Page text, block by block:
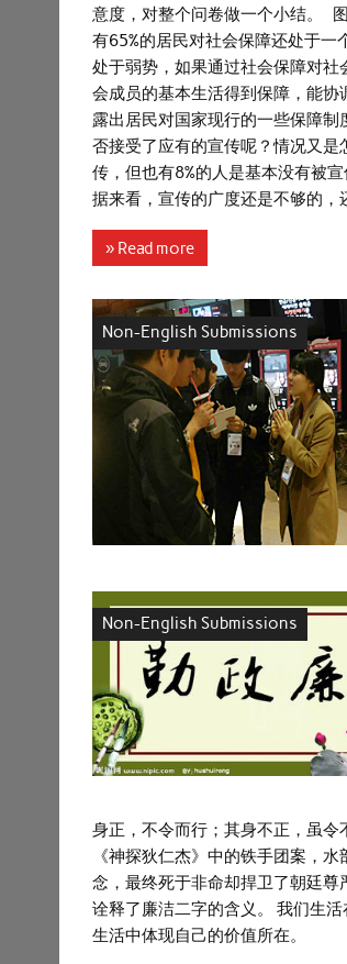
意度，对整个问卷做一个小结。
有65%的居民对社会保障还处于
处于弱势，如果通过社会保障对
会成员的基本生活得到保障，能
露出居民对国家现行的一些保障
否接受了应有的宣传呢？情况又是
传，但也有8%的人是基本没有被
据来看，宣传的广度还是不够的
» Read more
Non-English Submissions
Non-English Submissions
身正，不令而行；其身不正，虽令
《神探狄仁杰》中的铁手团案，
念，最终死于非命却捍卫了朝廷
诠释了廉洁二字的含义。 我们生
生活中体现自己的价值所在。